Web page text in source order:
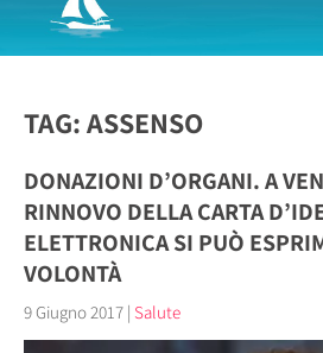
TAG: ASSENSO
DONAZIONI D’ORGANI. A
RINNOVO DELLA CARTA
ELETTRONICA SI PUÒ
VOLONTÀ
9 Giugno 2017 | Salute